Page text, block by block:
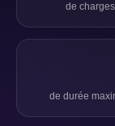
de
de durée